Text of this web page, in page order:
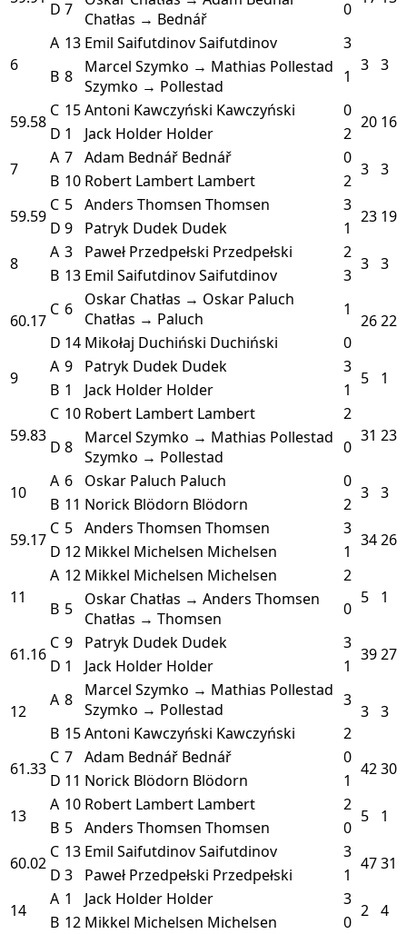
D 7
Chatłas → Bednář
0
6
A 13 Emil SaifutdinovSaifutdinov
3
3 3
B 8
Marcel Szymko → Mathias Pollestad
Szymko → Pollestad
1
59.58
C 15Antoni Kawczyński Kawczyński 0
20 16
D 1 Jack Holder Holder
2
7
A 7 Adam Bednář Bednář 0
3 3
B 10 Robert Lambert Lambert
2
59.59
C 5 Anders Thomsen Thomsen 3
23 19
D 9 Patryk Dudek Dudek
1
8
A 3 Paweł Przedpełski Przedpełski 2
3 3
B 13 Emil SaifutdinovSaifutdinov 3
60.17
C 6
Oskar Chatłas → Oskar Paluch
Chatłas → Paluch
1
2622
D 14 Mikołaj Duchiński Duchiński
0
9
A 9 Patryk Dudek Dudek 3
5 1
B 1 Jack Holder Holder 1
59.83
C 10 Robert Lambert Lambert
2
31 23
D 8
Marcel Szymko → Mathias Pollestad
Szymko → Pollestad
0
10
A 6 Oskar Paluch Paluch 0
3 3
B 11 Norick Blödorn Blödorn
2
59.17
C 5 Anders Thomsen Thomsen 3
3426
D 12 Mikkel Michelsen Michelsen 1
11
A 12 Mikkel Michelsen Michelsen
2
5
1
B 5
Oskar Chatłas → Anders Thomsen
Chatłas → Thomsen
0
61.16
C 9 Patryk Dudek Dudek 3
3927
D 1 Jack Holder Holder 1
12
A 8
Marcel Szymko → Mathias Pollestad
Szymko → Pollestad
3
3 3
B 15Antoni Kawczyński Kawczyński
2
61.33
C 7 Adam Bednář Bednář 0
4230
D 11 Norick Blödorn Blödorn
1
13
A 10 Robert Lambert Lambert 2
5 1
B 5 Anders Thomsen Thomsen
0
60.02
C 13 Emil SaifutdinovSaifutdinov 3
4731
D 3 Paweł Przedpełski Przedpełski
1
14
A 1 Jack Holder Holder 3
2 4
B 12 Mikkel Michelsen Michelsen 0